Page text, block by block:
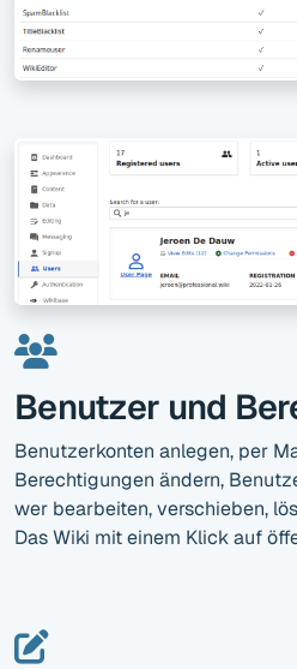
Benutzer und
Benutzerkonten anlegen, per
Berechtigungen ändern,
wer bearbeiten, verschieben,
Das Wiki mit einem Klick auf